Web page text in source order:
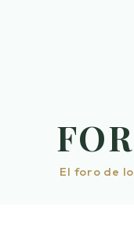
El foro de